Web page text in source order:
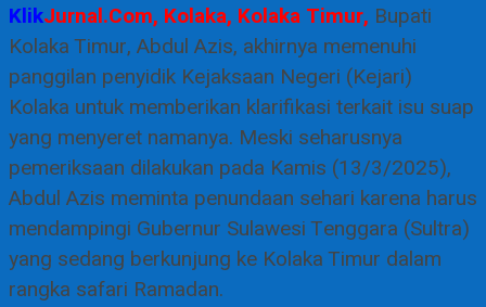
KlikJurnal.Com, Kolaka, Kolaka Timur, Bupati
Kolaka Timur, Abdul Azis, akhirnya memenuhi
panggilan penyidik Kejaksaan Negeri (Kejari)
Kolaka untuk memberikan klarifikasi terkait isu suap
yang menyeret namanya. Meski seharusnya
pemeriksaan dilakukan pada Kamis (13/3/2025),
Abdul Azis meminta penundaan sehari karena harus
mendampingi Gubernur Sulawesi Tenggara (Sultra)
yang sedang berkunjung ke Kolaka Timur dalam
rangka safari Ramadan.